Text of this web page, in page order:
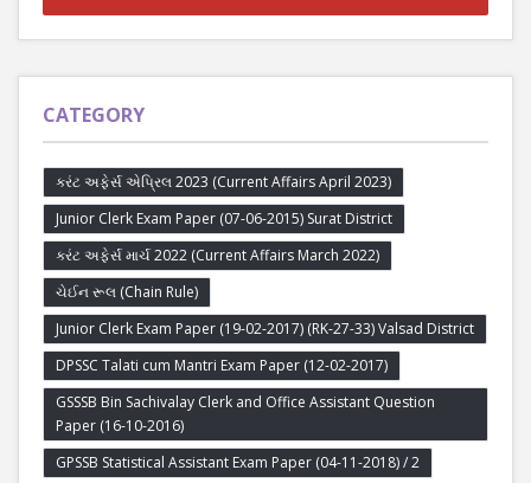
CATEGORY
કરંટ અફેર્સ એપ્રિલ 2023 (Current Affairs April 2023)
Junior Clerk Exam Paper (07-06-2015) Surat District
કરંટ અફેર્સ માર્ચ 2022 (Current Affairs March 2022)
ચેઈન રૂલ (Chain Rule)
Junior Clerk Exam Paper (19-02-2017) (RK-27-33) Valsad District
DPSSC Talati cum Mantri Exam Paper (12-02-2017)
GSSSB Bin Sachivalay Clerk and Office Assistant Question
Paper (16-10-2016)
GPSSB Statistical Assistant Exam Paper (04-11-2018) / 2